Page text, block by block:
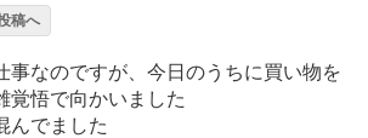
稿へ
事なのですが、今日のうちに買い物を
覚悟で向かいました
んでました